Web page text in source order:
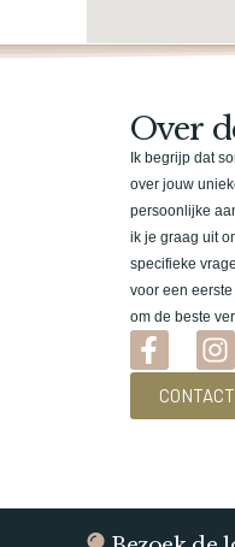
Over
Ik begrijp dat
over jouw
persoonlijke
ik je graag uit
specifieke
voor een
om de beste
CONTACT